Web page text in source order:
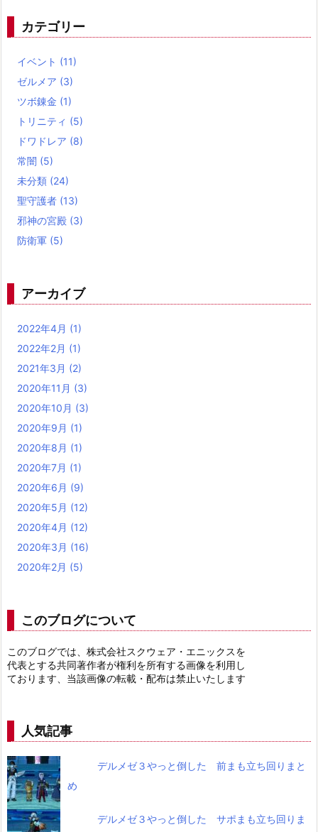
カテゴリー
イベント (11)
ゼルメア (3)
ツボ錬金 (1)
トリニティ (5)
ドワドレア (8)
常闇 (5)
未分類 (24)
聖守護者 (13)
邪神の宮殿 (3)
防衛軍 (5)
アーカイブ
2022年4月 (1)
2022年2月 (1)
2021年3月 (2)
2020年11月 (3)
2020年10月 (3)
2020年9月 (1)
2020年8月 (1)
2020年7月 (1)
2020年6月 (9)
2020年5月 (12)
2020年4月 (12)
2020年3月 (16)
2020年2月 (5)
このブログについて
このブログでは、株式会社スクウェア・エニックスを
代表とする共同著作者が権利を所有する画像を利用し
ております、当該画像の転載・配布は禁止いたします
人気記事
デルメゼ３やっと倒した 前まも立ち回りまと
め
デルメゼ３やっと倒した サポまも立ち回りま